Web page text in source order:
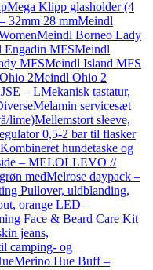
Mega Klipp glasholder (4
32mm 28 mmMeindl
Meindl Borneo Lady
Engadin MFSMeindl
MFSMeindl Island MFS
2Meindl Ohio 2
– LMekanisk tastatur,
Melamin servicesæt
lime)Mellemstort sleeve,
0,5-2 bar til flasker
hundetaske og
– MELOLLEVO //
medMelrose daypack –
Pullover, uldblanding,
orange LED –
Face & Beard Care Kit
jeans,
camping- og
Merino Hue Buff –